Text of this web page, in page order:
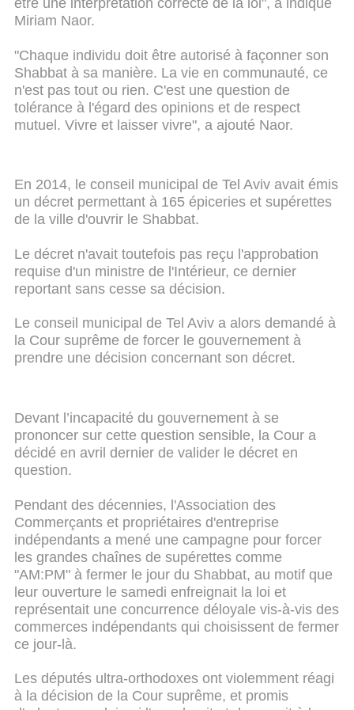
être une interprétation correcte de la loi", a indiqué
Miriam Naor.
"Chaque individu doit être autorisé à façonner son
Shabbat à sa manière. La vie en communauté, ce
n'est pas tout ou rien. C'est une question de
tolérance à l'égard des opinions et de respect
mutuel. Vivre et laisser vivre", a ajouté Naor.
En 2014, le conseil municipal de Tel Aviv avait émis
un décret permettant à 165 épiceries et supérettes
de la ville d'ouvrir le Shabbat.
Le décret n'avait toutefois pas reçu l'approbation
requise d'un ministre de l'Intérieur, ce dernier
reportant sans cesse sa décision.
Le conseil municipal de Tel Aviv a alors demandé à
la Cour suprême de forcer le gouvernement à
prendre une décision concernant son décret.
Devant l’incapacité du gouvernement à se
prononcer sur cette question sensible, la Cour a
décidé en avril dernier de valider le décret en
question.
Pendant des décennies, l'Association des
Commerçants et propriétaires d'entreprise
indépendants a mené une campagne pour forcer
les grandes chaînes de supérettes comme
"AM:PM" à fermer le jour du Shabbat, au motif que
leur ouverture le samedi enfreignait la loi et
représentait une concurrence déloyale vis-à-vis des
commerces indépendants qui choisissent de fermer
ce jour-là.
Les députés ultra-orthodoxes ont violemment réagi
à la décision de la Cour suprême, et promis